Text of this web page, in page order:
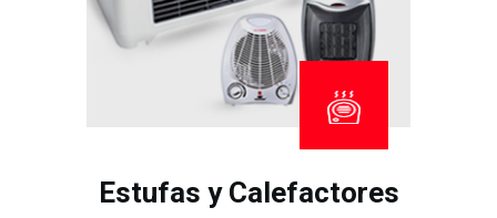
Estufas y Calefactores